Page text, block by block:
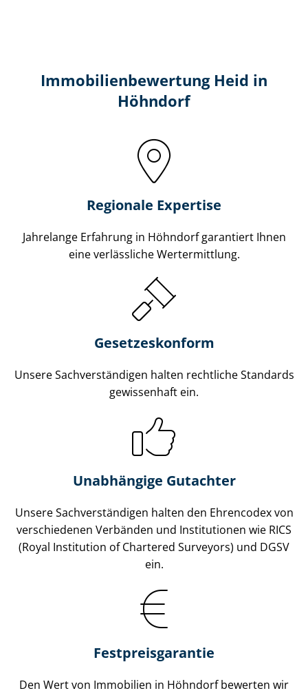
Immobilien­bewertung Heid in
Höhndorf
Regionale Expertise
Jahrelange Erfahrung in Höhndorf garantiert Ihnen
eine verlässliche Wertermittlung.
Gesetzes­konform
Unsere Sach­ver­stän­di­gen halten rechtliche Standards
gewissenhaft ein.
Unabhängige Gutachter
Unsere Sach­ver­stän­di­gen halten den Ehrencodex von
verschiedenen Verbänden und Institutionen wie RICS
(Royal Institution of Chartered Surveyors) und DGSV
ein.
Festpreis​garantie
Den Wert von Immobilien in Höhndorf bewerten wir